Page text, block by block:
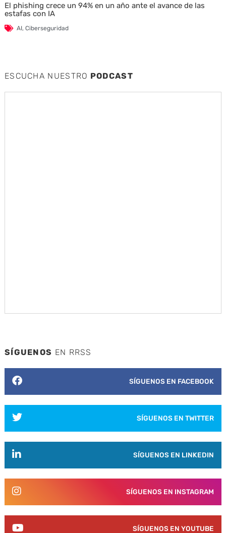
El phishing crece un 94% en un año ante el avance de las
estafas con IA
AI, Ciberseguridad
ESCUCHA NUESTRO PODCAST
SÍGUENOS EN RRSS
SÍGUENOS EN FACEBOOK
SÍGUENOS EN TWITTER
SÍGUENOS EN LINKEDIN
SÍGUENOS EN INSTAGRAM
SÍGUENOS EN YOUTUBE